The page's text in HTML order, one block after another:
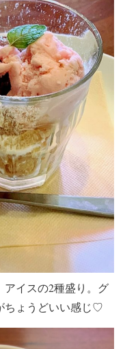
アイスの2種盛り。グ
ちょうどいい感じ♡